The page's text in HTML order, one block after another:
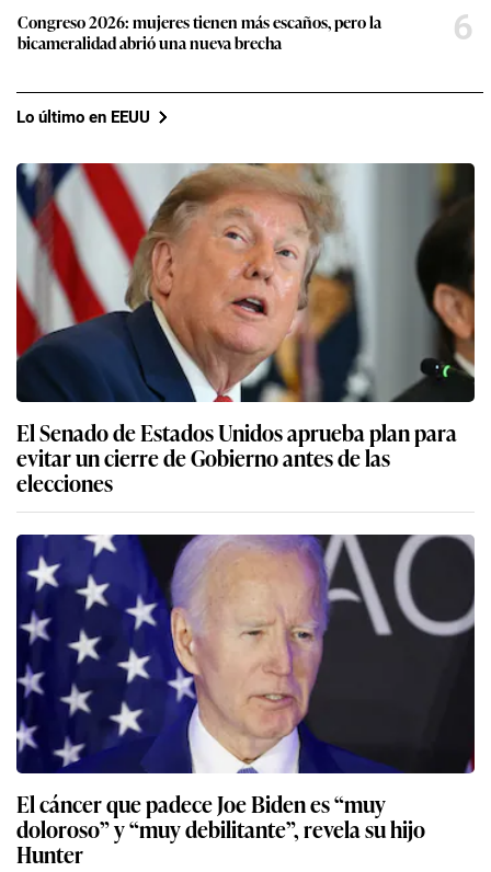
Congreso 2026: mujeres tienen más escaños, pero la
bicameralidad abrió una nueva brecha
6
Lo último en EEUU
El Senado de Estados Unidos aprueba plan para
evitar un cierre de Gobierno antes de las
elecciones
El cáncer que padece Joe Biden es “muy
doloroso” y “muy debilitante”, revela su hijo
Hunter